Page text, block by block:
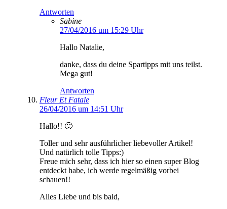
Antworten
Sabine
27/04/2016 um 15:29 Uhr
Hallo Natalie,
danke, dass du deine Spartipps mit uns teilst.
Mega gut!
Antworten
Fleur Et Fatale
26/04/2016 um 14:51 Uhr
Hallo!! 🙂
Toller und sehr ausführlicher liebevoller Artikel!
Und natürlich tolle Tipps:)
Freue mich sehr, dass ich hier so einen super Blog
entdeckt habe, ich werde regelmäßig vorbei
schauen!!
Alles Liebe und bis bald,